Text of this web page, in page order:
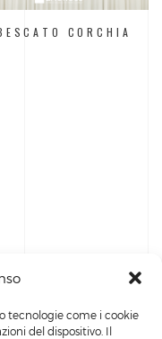
tecnologie come i cookie
del dispositivo. Il
CORCHIA